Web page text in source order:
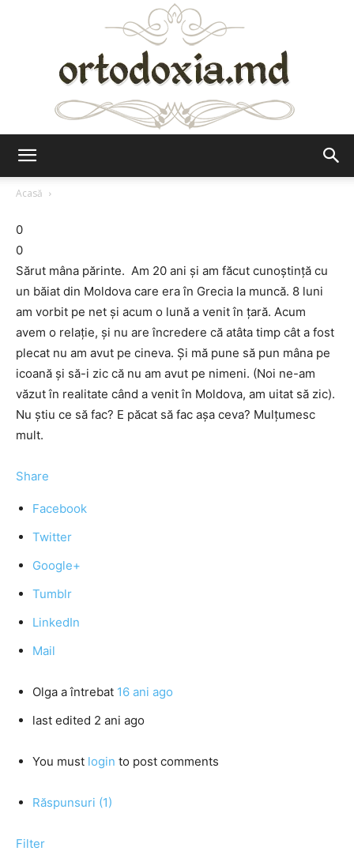
Acasă
0
0
Sărut mâna părinte. Am 20 ani şi am făcut cunoştinţă cu
un băiat din Moldova care era în Grecia la muncă. 8 luni
am vorbit pe net şi acum o lună a venit în ţară. Acum
avem o relaţie, şi nu are încredere că atâta timp cât a fost
plecat nu am avut pe cineva. Şi mă pune să pun mâna pe
icoană şi să-i zic că nu am avut pe nimeni. (Noi ne-am
văzut în realitate când a venit în Moldova, am uitat să zic).
Nu ştiu ce să fac? E păcat să fac aşa ceva? Mulţumesc
mult.
Share
Facebook
Twitter
Google+
Tumblr
LinkedIn
Mail
Olga a întrebat 16 ani ago
last edited 2 ani ago
You must login to post comments
Răspunsuri (1)
Filter